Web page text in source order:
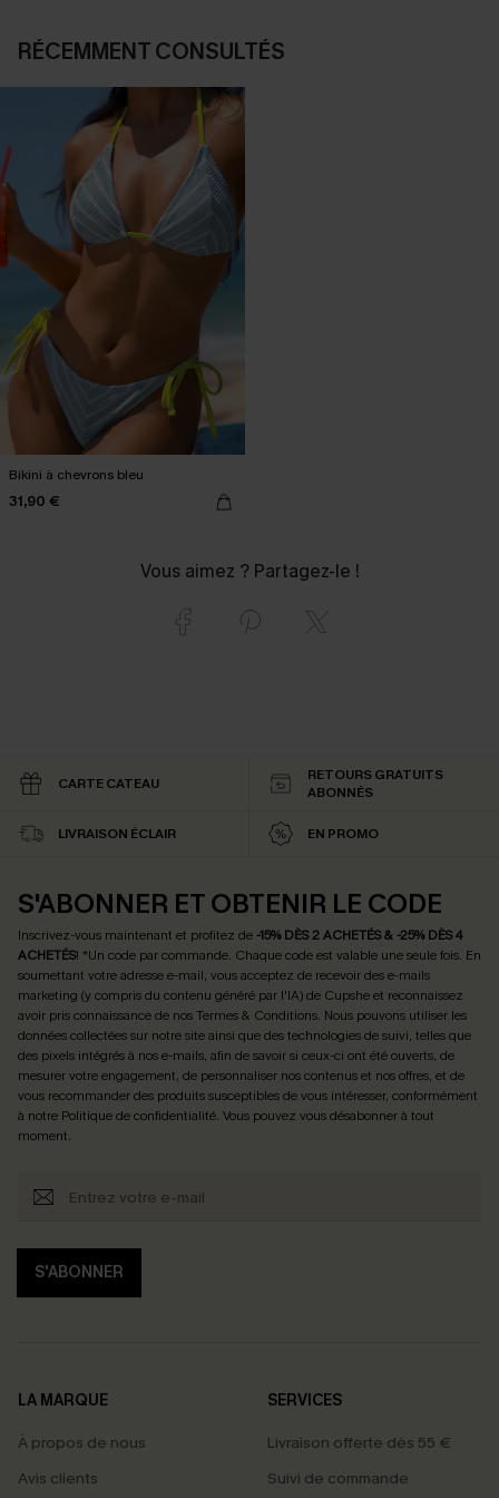
RÉCEMMENT CONSULTÉS
Bikini à chevrons bleu
31,90 €
Vous aimez ? Partagez-le !
CARTE CATEAU
RETOURS GRATUITS
ABONNÉS
LIVRAISON ÉCLAIR EN PROMO
S'ABONNER ET OBTENIR LE CODE
Inscrivez-vous maintenant et profitez de -15% DÈS 2 ACHETÉS & -25% DÈS 4
ACHETÉS! *Un code par commande. Chaque code est valable une seule fois. En
soumettant votre adresse e-mail, vous acceptez de recevoir des e-mails
marketing (y compris du contenu généré par l'IA) de Cupshe et reconnaissez
avoir pris connaissance de nosTermes & Conditions. Nous pouvons utiliser les
données collectées sur notre site ainsi que des technologies de suivi, telles que
des pixels intégrés à nos e-mails, afin de savoir si ceux-ci ont été ouverts, de
mesurer votre engagement, de personnaliser nos contenus et nos offres, et de
vous recommander des produits susceptibles de vous intéresser, conformément
à notre Politique de confidentialité. Vous pouvez vous désabonner à tout
moment.
S'ABONNER
LA MARQUE
À propos de nous
Avis clients
SERVICES
Livraison offerte dès 55 €
Suivi de commande